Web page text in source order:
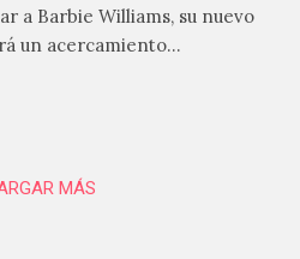
a Barbie Williams, su nuevo
un acercamiento…
MÁS